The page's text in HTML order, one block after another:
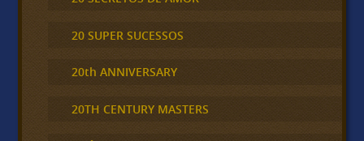
20 SUPER SUCESSOS
20th ANNIVERSARY
20TH CENTURY MASTERS